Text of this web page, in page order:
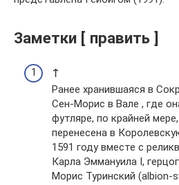
Заметки [ править ]
↑
Ранее хранившаяся в
Сен-Морис в Вале , где
футляре, по крайней
перенесена в
1591 году вместе с
Карла Эммануила I,
Морис Туринский (albion-